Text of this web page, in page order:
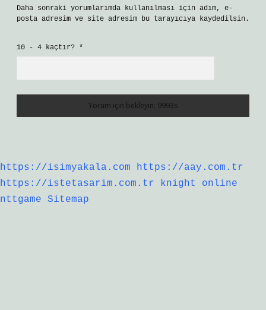
Daha sonraki yorumlarımda kullanılması için adım, e-
posta adresim ve site adresim bu tarayıcıya kaydedilsin.
10 - 4 kaçtır? *
https://isimyakala.com
https://aay.com.tr
https://istetasarim.com.tr
knight online
nttgame
Sitemap